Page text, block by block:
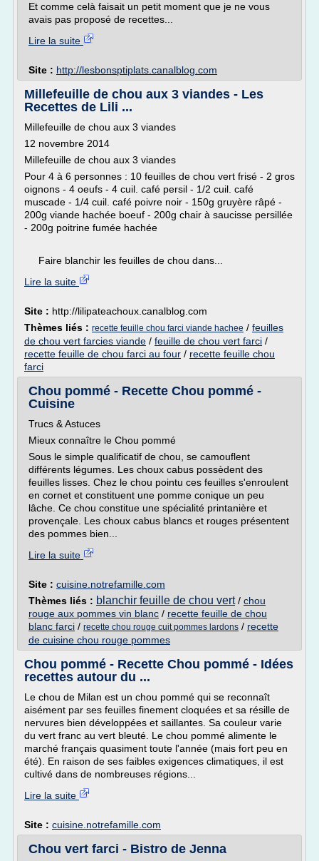
Et comme celà faisait un petit moment que je ne vous
avais pas proposé de recettes...
Lire la suite
Site : http://lesbonsptiplats.canalblog.com
Millefeuille de chou aux 3 viandes - Les
Recettes de Lili ...
Millefeuille de chou aux 3 viandes
12 novembre 2014
Millefeuille de chou aux 3 viandes
Pour 4 à 6 personnes : 10 feuilles de chou vert frisé - 2 gros
oignons - 4 oeufs - 4 cuil. café persil - 1/2 cuil. café
muscade - 1/4 cuil. café poivre noir - 150g gruyère râpé -
200g viande hachée boeuf - 200g chair à saucisse persillée
- 200g poitrine fumée hachée
Faire blanchir les feuilles de chou dans...
Lire la suite
Site : http://lilipateachoux.canalblog.com
Thèmes liés : recette feuille chou farci viande hachee / feuilles
de chou vert farcies viande / feuille de chou vert farci /
recette feuille de chou farci au four / recette feuille chou
farci
Chou pommé - Recette Chou pommé -
Cuisine
Trucs & Astuces
Mieux connaître le Chou pommé
Sous le simple qualificatif de chou, se camouflent
différents légumes. Les choux cabus possèdent des
feuilles lisses. Chez le chou pointu ces feuilles s'enroulent
en cornet et constituent une pomme conique un peu
lâche. Ce chou constitue une spécialité printanière et
provençale. Les choux cabus blancs et rouges présentent
des pommes bien...
Lire la suite
Site : cuisine.notrefamille.com
Thèmes liés : blanchir feuille de chou vert/ chou
rouge aux pommes vin blanc / recette feuille de chou
blanc farci / recette chou rouge cuit pommes lardons / recette
de cuisine chou rouge pommes
Chou pommé - Recette Chou pommé - Idées
recettes autour du ...
Le chou de Milan est un chou pommé qui se reconnaît
aisément par ses feuilles finement cloquées et sa résille de
nervures bien développées et saillantes. Sa couleur varie
du vert franc au vert bleuté. Le chou pommé alimente le
marché français quasiment toute l'année (mais fort peu en
été). En raison de ses faibles exigences climatiques, il est
cultivé dans de nombreuses régions...
Lire la suite
Site : cuisine.notrefamille.com
Chou vert farci - Bistro de Jenna